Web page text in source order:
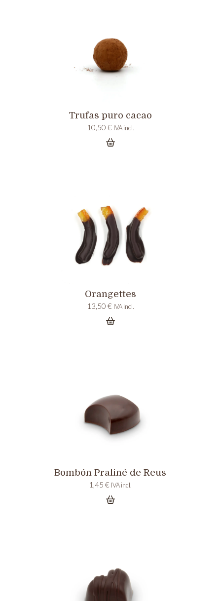
Trufas puro cacao
10,50 € IVA incl.
Orangettes
13,50 € IVA incl.
Bombón Praliné de Reus
1,45€ IVA incl.